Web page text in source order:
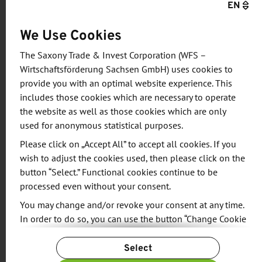
Importe nach Sachsen erreichten 2019
einen Höchststand
Waren im Wert von 26,8 Milliarden Euro hat der
Freistaat Sachsen im Jahr 2019 importiert. Das
bedeutet einen Anstieg um acht Prozent zum
Vorjahr und damit einen neuen Höchstwert.
Wie bei der Ausfuhr spielten die Erzeugnisse des
Kraftfahrzeugbaus bei der Einfuhr eine
entscheidende Rolle. So stiegen die Importe von
Fahrgestellen, Karosserien, Motoren, Teilen und
Zubehör für Kraftfahrzeuge um zehn Prozent auf
EN
We Use Cookies
The Saxony Trade & Invest Corporation (WFS –
Wirtschaftsförderung Sachsen GmbH) uses cookies to
provide you with an optimal website experience. This
includes those cookies which are necessary to operate
the website as well as those cookies which are only
used for anonymous statistical purposes.
Please click on „Accept All” to accept all cookies. If you
wish to adjust the cookies used, then please click on the
button “Select.” Functional cookies continue to be
processed even without your consent.
You may change and/or revoke your consent at any time.
In order to do so, you can use the button “Change Cookie
For more information, please see our
Privacy Policy.
Select